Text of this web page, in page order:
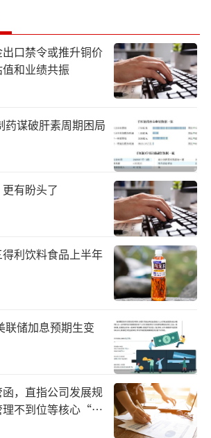
年9月，双方矛盾公开化，汇源
抖音官方旗舰店。
，北京市第三中级人民法院冻
的北京汇源6.4亿元股权，当月
以“根本违约”为由起诉文盛
保全。2026年1月8日，汇源集
全面接管北京汇源，其法律依
辩权，集团声明称，在文盛资
重整投资协议》并赔偿损失
履行该协议及一切合同。
为，汇源主张文盛资产存在根
使合同履行抗辩权，具有明确
，文盛资产绕开集团代工生产
规使用品牌，汇源主张相关合
性。文盛资产作为大股东虽持
股权，但实缴资金不足、股权
议缠身，履约能力与意愿存
口禁令或推升铜价
和业绩共振
药谋破肝素周期困局
有盼头了
利饮料食品上半年
联储加息预期生变
，直指公司发展规
不到位等核心“痛